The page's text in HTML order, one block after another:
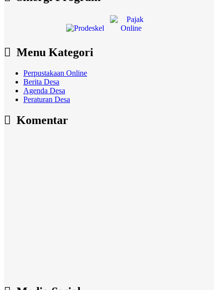
Menu Kategori
Perpustakaan Online
Berita Desa
Agenda Desa
Peraturan Desa
Komentar